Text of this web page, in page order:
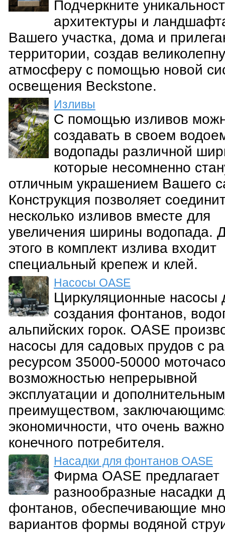
Подчеркните
архитектуры и
Вашего участка, дома и
территории, создав
атмосферу с помощью новой
освещения Beckstone.
Изливы
С помощью изливов
создавать в своем
водопады различной
которые несомненно
отличным украшением Вашего
Конструкция позволяет
несколько изливов вместе для
увеличения ширины водопада.
этого в комплект излива входит
специальный крепеж и клей.
Насосы OASE
Циркуляционные насосы
создания фонтанов,
альпийских горок. OASE
насосы для садовых прудов с
ресурсом 35000-50000
возможностью непрерывной
эксплуатации и дополнительным
преимуществом,
экономичности, что очень
конечного потребителя.
Насадки для фонтанов OASE
Фирма OASE предлагает
разнообразные насадки
фонтанов, обеспечивающие
вариантов формы водяной